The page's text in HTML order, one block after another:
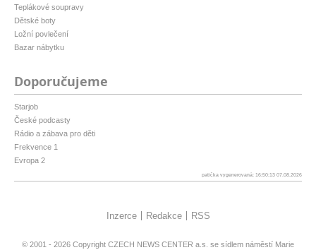
Teplákové soupravy
Dětské boty
Ložní povlečení
Bazar nábytku
Doporučujeme
Starjob
České podcasty
Rádio a zábava pro děti
Frekvence 1
Evropa 2
patička vygenerovaná: 16:50:13 07.08.2026
Inzerce Redakce RSS
© 2001 - 2026 Copyright CZECH NEWS CENTER a.s. se sídlem náměstí Marie